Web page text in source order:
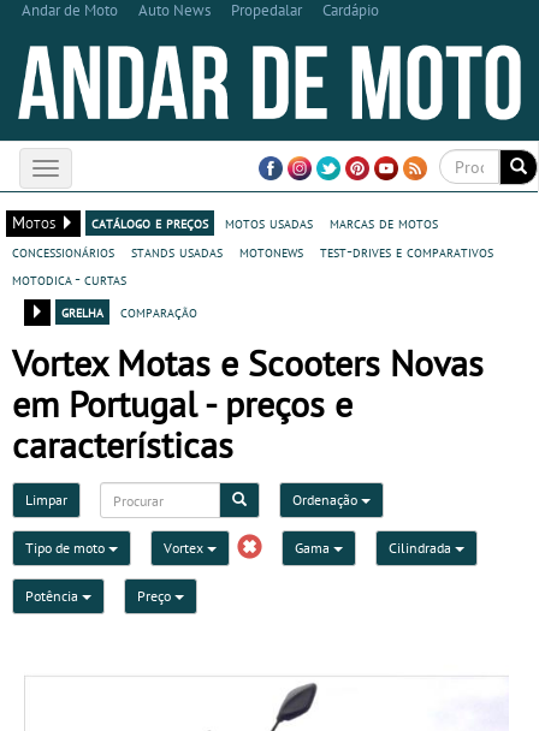
Andar de Moto Auto News Propedalar Cardápio
Toggle
navigation
Motos
catálogo e preços motos usadas
marcas de motos
concessionários
stands usadas motonews
test-drives e comparativos
motodica - curtas
grelha
comparação
Vortex Motas e Scooters Novas
em Portugal - preços e
características
Limpar Ordenação
Tipo de moto Vortex Gama Cilindrada
Potência Preço